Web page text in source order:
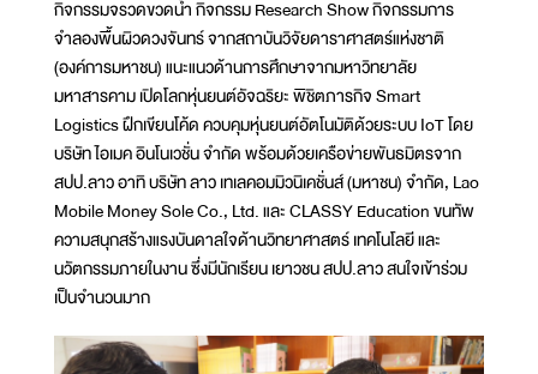
กิจกรรมจรวดขวดน้ำ กิจกรรม Research Show กิจกรรมการ
จำลองพื้นผิวดวงจันทร์ จากสถาบันวิจัยดาราศาสตร์แห่งชาติ
(องค์การมหาชน) แนะแนวด้านการศึกษาจากมหาวิทยาลัย
มหาสารคาม เปิดโลกหุ่นยนต์อัจฉริยะ พิชิตภารกิจ Smart
Logistics ฝึกเขียนโค้ด ควบคุมหุ่นยนต์อัตโนมัติด้วยระบบ IoT โดย
บริษัท ไอเมค อินโนเวชั่น จำกัด พร้อมด้วยเครือข่ายพันธมิตรจาก
สปป.ลาว อาทิ บริษัท ลาว เทเลคอมมิวนิเคชั่นส์ (มหาชน) จำกัด, Lao
Mobile Money Sole Co., Ltd. และ CLASSY Education ขนทัพ
ความสนุกสร้างแรงบันดาลใจด้านวิทยาศาสตร์ เทคโนโลยี และ
นวัตกรรมภายในงาน ซึ่งมีนักเรียน เยาวชน สปป.ลาว สนใจเข้าร่วม
เป็นจำนวนมาก